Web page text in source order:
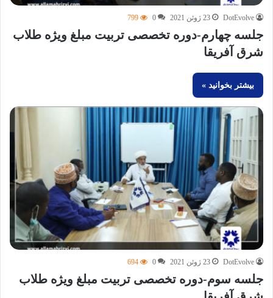
DotEvolve 23 ژوئن 2021 0
799
جلسه چهارم-دوره تخصصی تربیت مبلغ ویژه طلاب
شرق آفریقا
بیشتر بخوانید »
DotEvolve 23 ژوئن 2021 0
694
جلسه سوم-دوره تخصصی تربیت مبلغ ویژه طلاب